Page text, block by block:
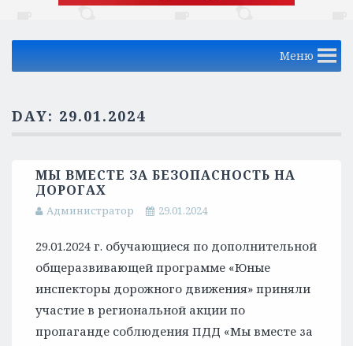
Меню
DAY: 29.01.2024
МЫ ВМЕСТЕ ЗА БЕЗОПАСНОСТЬ НА
ДОРОГАХ
Администратор 29.01.2024
29.01.2024 г. обучающиеся по дополнительной
общеразвивающей программе «Юные
инспекторы дорожного движения» приняли
участие в региональной акции по
пропаганде соблюдения ПДД «Мы вместе за